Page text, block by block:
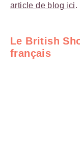
article de blog ici.
Le British
français